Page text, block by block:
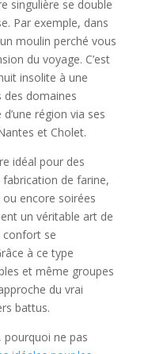
singulière se double
Par exemple, dans
moulin perché vous
du voyage. C’est
insolite à une
domaines
région via ses
et Cholet.
idéal pour des
de farine,
encore soirées
un véritable art de
confort se
à ce type
et même groupes
du vrai
battus.
pourquoi ne pas